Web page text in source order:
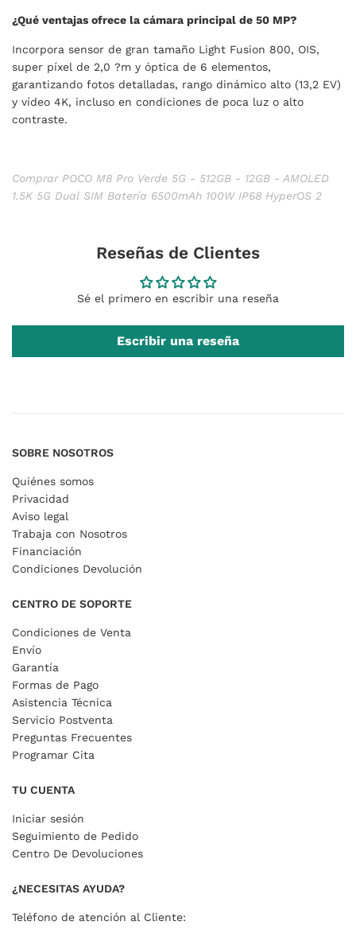
¿Qué ventajas ofrece la cámara principal de 50 MP?
Incorpora sensor de gran tamaño Light Fusion 800, OIS,
super píxel de 2,0 ?m y óptica de 6 elementos,
garantizando fotos detalladas, rango dinámico alto (13,2 EV)
y vídeo 4K, incluso en condiciones de poca luz o alto
contraste.
Comprar POCO M8 Pro Verde 5G - 512GB - 12GB - AMOLED
1.5K 5G Dual SIM Batería 6500mAh 100W IP68 HyperOS 2
Reseñas de Clientes
Sé el primero en escribir una reseña
Escribir una reseña
SOBRE NOSOTROS
Quiénes somos
Privacidad
Aviso legal
Trabaja con Nosotros
Financiación
Condiciones Devolución
CENTRO DE SOPORTE
Condiciones de Venta
Envío
Garantía
Formas de Pago
Asistencia Técnica
Servicio Postventa
Preguntas Frecuentes
Programar Cita
TU CUENTA
Iniciar sesión
Seguimiento de Pedido
Centro De Devoluciones
¿NECESITAS AYUDA?
Teléfono de atención al Cliente: